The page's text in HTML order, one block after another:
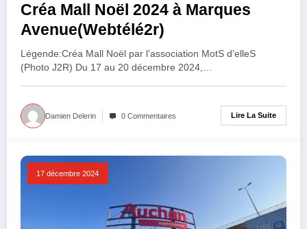
Créa Mall Noël 2024 à Marques
Avenue(Webtélé2r)
Légende:Créa Mall Noël par l’association MotS d’elleS
(Photo J2R) Du 17 au 20 décembre 2024,…
Damien Delerin 0 Commentaires Lire La Suite
17 décembre 2024